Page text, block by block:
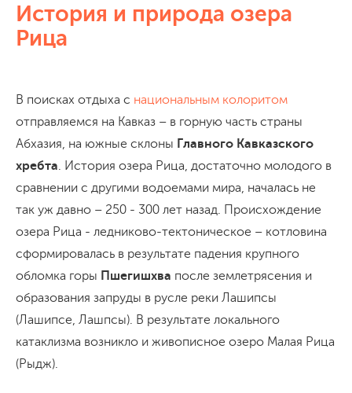
История и природа озера
Рица
В поисках отдыха с национальным колоритом
отправляемся на Кавказ – в горную часть страны
Абхазия, на южные склоны Главного Кавказского
хребта. История озера Рица, достаточно молодого в
сравнении с другими водоемами мира, началась не
так уж давно – 250 - 300 лет назад. Происхождение
озера Рица - ледниково-тектоническое – котловина
сформировалась в результате падения крупного
обломка горы Пшегишхва после землетрясения и
образования запруды в русле реки Лашипсы
(Лашипсе, Лашпсы). В результате локального
катаклизма возникло и живописное озеро Малая Рица
(Рыдж).